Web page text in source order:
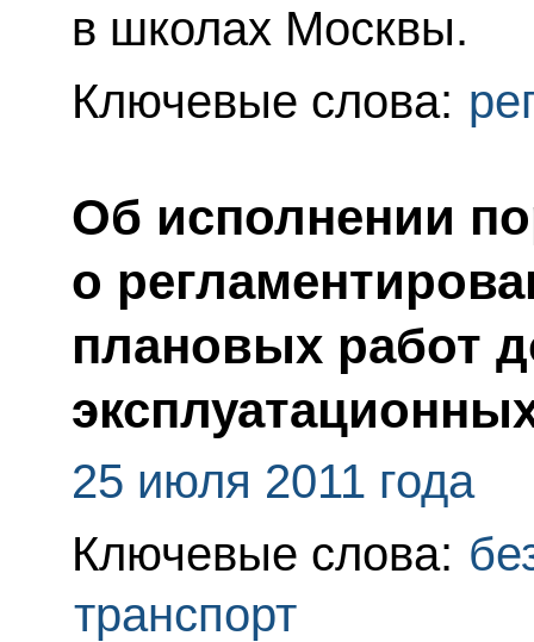
в школах Москвы.
Ключевые слова:
Об исполнении
о
плановых работ
25 июля 2011 года
Ключевые слова:
транспорт